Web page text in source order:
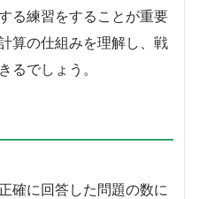
る練習をすることが重要
算の仕組みを理解し、戦
るでしょう。
確に回答した問題の数に